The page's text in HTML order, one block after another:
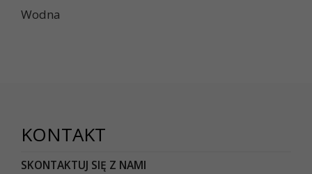
Wodna
KONTAKT
SKONTAKTUJ SIĘ Z NAMI